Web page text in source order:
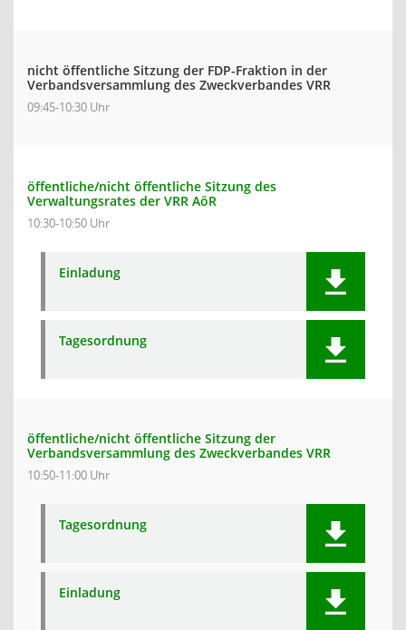
nicht öffentliche Sitzung der FDP-Fraktion in der
Verbandsversammlung des Zweckverbandes VRR
09:45-10:30 Uhr
öffentliche/nicht öffentliche Sitzung des
Verwaltungsrates der VRR AöR
10:30-10:50 Uhr
Einladung
Tagesordnung
öffentliche/nicht öffentliche Sitzung der
Verbandsversammlung des Zweckverbandes VRR
10:50-11:00 Uhr
Tagesordnung
Einladung